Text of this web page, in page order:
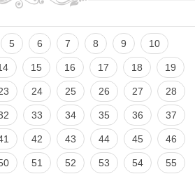
5 6 7 8 9 10
15 16 17 18 19
24 25 26 27 28
33 34 35 36 37
42 43 44 45 46
51 52 53 54 55